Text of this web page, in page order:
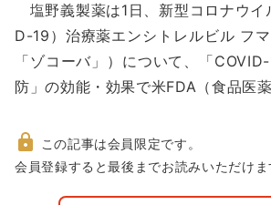
動
塩野義製薬は1日、新型コロナウイ
D-19）治療薬エンシトレルビル フ
「ゾコーバ」）について、「
防」の効能・効果で米FDA（食品医
非
この記事は会員限定です。
会員登録すると最後までお読みいただけま